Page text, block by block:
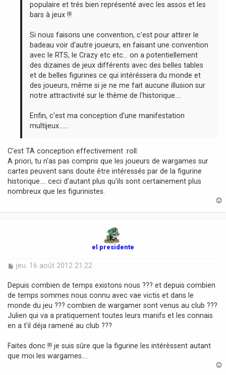
populaire et trés bien représenté avec les assos et les
bars à jeux !!!
Si nous faisons une convention, c'est pour attirer le
badeau voir d'autre joueurs, en faisant une convention
avec le RTS, le Crazy etc etc... on a potentiellement
des dizaines de jeux différents avec des belles tables
et de belles figurines ce qui intéréssera du monde et
des joueurs, même si je ne me fait aucune illusion sur
notre attractivité sur le thème de l'historique....
Enfin, c'est ma conception d'une manifestation
multijeux......
C'est TA conception effectivement :roll:
A priori, tu n'as pas compris que les joueurs de wargames sur
cartes peuvent sans doute être intéressés par de la figurine
historique.... ceci d'autant plus qu'ils sont certainement plus
nombreux que les figurinistes.
el presidente
M
s
s
a
g
e
jeu. 16 août 2012 21:22
Depuis combien de temps existons nous ??? et depuis combien
de temps sommes nous connu avec vae victis et dans le
monde du jeu ??? combien de wargamer sont venus au club ???
Julien qui va a pratiquement toutes leurs manifs et les connais
en a t'il déja ramené au club ???
Faites donc !!! je suis sûre que la figurine les intérèssent autant
que moi les wargames....